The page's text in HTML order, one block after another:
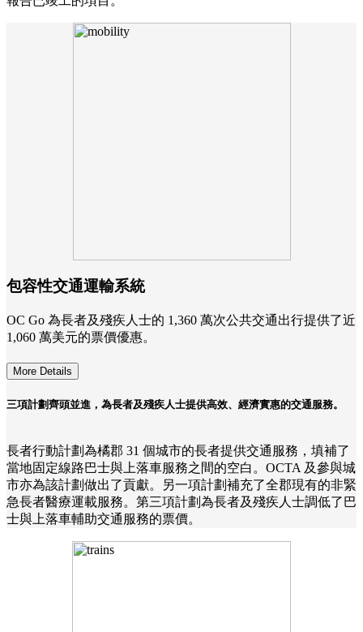
包容性交通運輸系統
OC Go 為長者及殘疾人士的 1,360 萬次公共交通出行提供了近
1,060 萬美元的票價優惠。
More Details
三項計劃齊頭並進，為長者及殘疾人士提供高效、經濟實惠的交通服務。
長者行動計劃為橘郡 31 個城市的長者提供交通服務，填補了
當地固定線路巴士與上落車服務之間的空白。OCTA 及參與城
市亦為該計劃做出了貢獻。另一項計劃補充了全郡現有的非緊
急長者醫療運載服務。第三項計劃為長者及殘疾人士調低了巴
士與上落車輔助交通服務的票價。